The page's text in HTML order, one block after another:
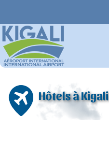
Hôtels à Kigali